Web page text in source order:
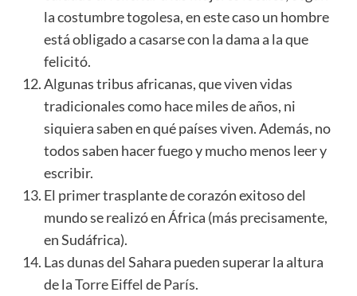
la costumbre togolesa, en este caso un hombre
está obligado a casarse con la dama a la que
felicitó.
Algunas tribus africanas, que viven vidas
tradicionales como hace miles de años, ni
siquiera saben en qué países viven. Además, no
todos saben hacer fuego y mucho menos leer y
escribir.
El primer trasplante de corazón exitoso del
mundo se realizó en África (más precisamente,
en Sudáfrica).
Las dunas del Sahara pueden superar la altura
de laTorre Eiffel deParís.